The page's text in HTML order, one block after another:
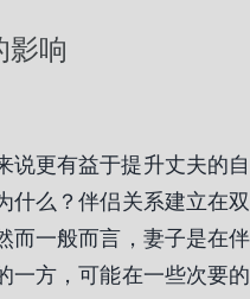
影响
说更有益于提升丈夫的自
什么？伴侣关系建立在双
而一般而言，妻子是在伴
一方，可能在一些次要的